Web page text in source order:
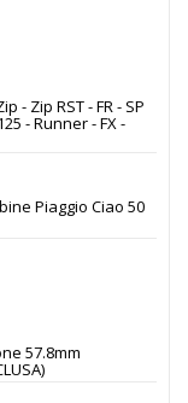
- Zip RST - FR - SP
- Runner - FX -
Piaggio Ciao 50
57.8mm